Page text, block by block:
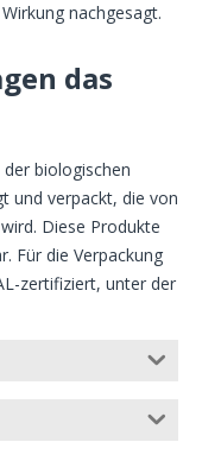
nachgesagt.
das
biologischen
und verpackt, die von
Diese Produkte
Für die Verpackung
zertifiziert, unter der